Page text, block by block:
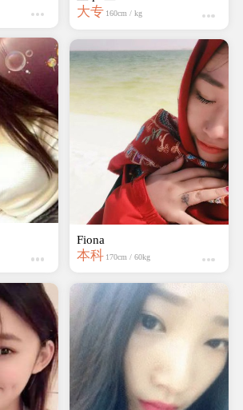
大专 160cm / kg
Fiona
本科 170cm / 60kg